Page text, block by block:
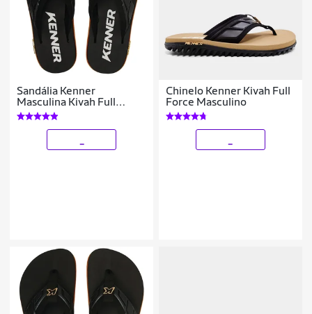
Sandália Kenner
Masculina Kivah Full
Force
Chinelo Kenner Kivah Full
Force Masculino